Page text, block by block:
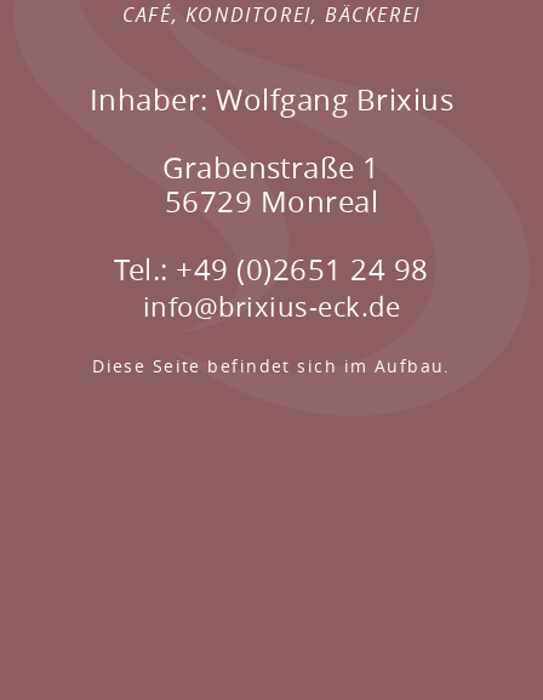
CAFÉ, KONDITOREI, BÄCKEREI
Inhaber: Wolfgang Brixius
Grabenstraße 1
56729 Monreal
Tel.: +49 (0)2651 24 98
info@brixius-eck.de
Diese Seite befindet sich im Aufbau.